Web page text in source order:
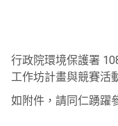
行政院環境保護署
工作坊計畫與競賽活
如附件，請同仁踴躍